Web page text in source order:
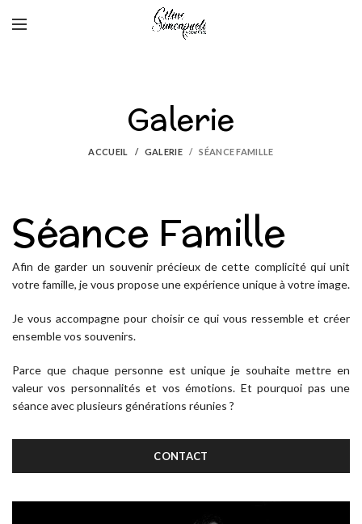
Galerie
ACCUEIL GALERIE SÉANCE FAMILLE
Séance Famille
Afin de garder un souvenir précieux de cette complicité qui unit
votre famille, je vous propose une expérience unique à votre image.
Je vous accompagne pour choisir ce qui vous ressemble et créer
ensemble vos souvenirs.
Parce que chaque personne est unique je souhaite mettre en
valeur vos personnalités et vos émotions. Et pourquoi pas une
séance avec plusieurs générations réunies ?
CONTACT